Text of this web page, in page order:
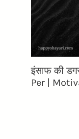
इंसाफ की
Per |